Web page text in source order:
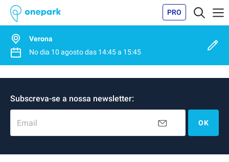
PRO
Verona
No dia 10 agostodas 14:45a 15:45
Subscreva-se a nossa newsletter:
Email OK